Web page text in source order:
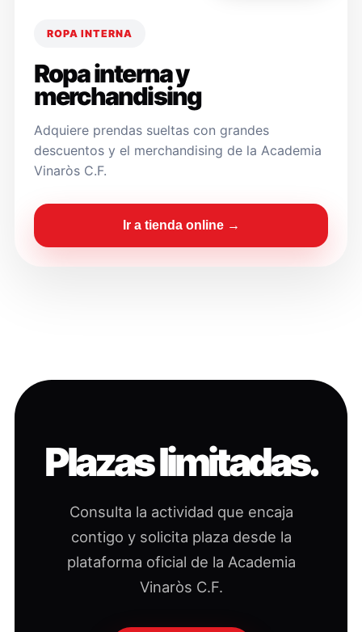
ROPA INTERNA
Ropa interna y
merchandising
Adquiere prendas sueltas con grandes
descuentos y el merchandising de la Academia
Vinaròs C.F.
Ir a tienda online →
Plazas limitadas.
Consulta la actividad que encaja
contigo y solicita plaza desde la
plataforma oficial de la Academia
Vinaròs C.F.